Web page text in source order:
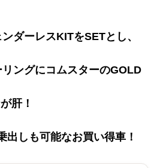
ダーレスKITをSETとし、
ングにコムスターのGOLD
肝！
出しも可能なお買い得車！